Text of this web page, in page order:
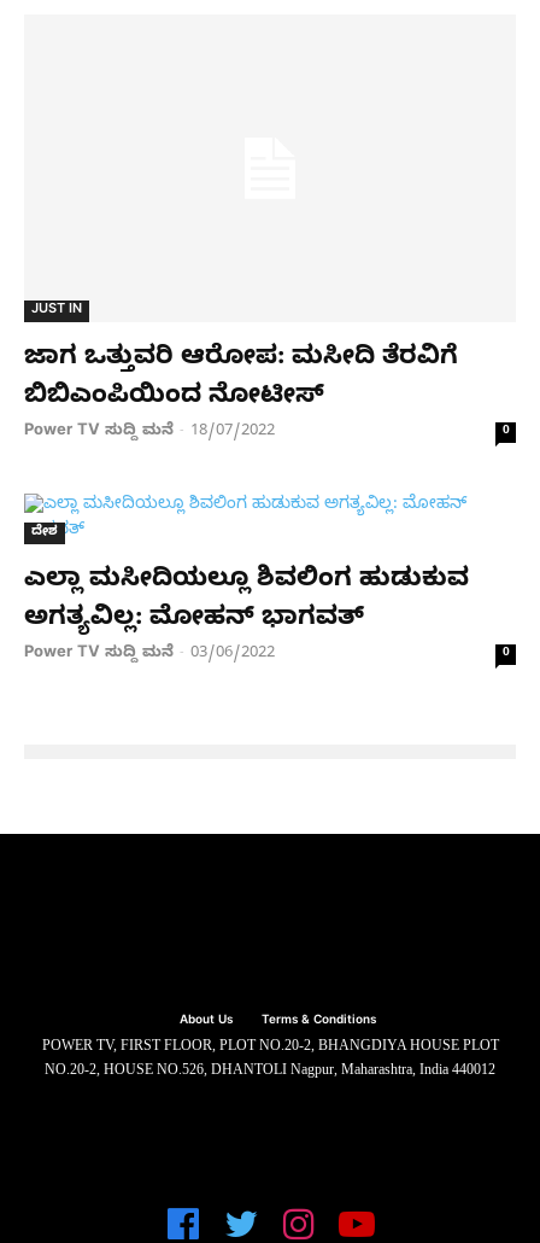
JUST IN
ಜಾಗ ಒತ್ತುವರಿ ಆರೋಪ: ಮಸೀದಿ ತೆರವಿಗೆ
ಬಿಬಿಎಂಪಿಯಿಂದ ನೋಟೀಸ್​
Power TV ಸುದ್ದಿ ಮನೆ - 18/07/2022 0
ದೇಶ
ಎಲ್ಲಾ ಮಸೀದಿಯಲ್ಲೂ ಶಿವಲಿಂಗ ಹುಡುಕುವ
ಅಗತ್ಯವಿಲ್ಲ: ಮೋಹನ್‌ ಭಾಗವತ್‌
Power TV ಸುದ್ದಿ ಮನೆ - 03/06/2022 0
About Us Terms & Conditions
POWER TV, FIRST FLOOR, PLOT NO.20-2, BHANGDIYA HOUSE PLOT
NO.20-2, HOUSE NO.526, DHANTOLI Nagpur, Maharashtra, India 440012